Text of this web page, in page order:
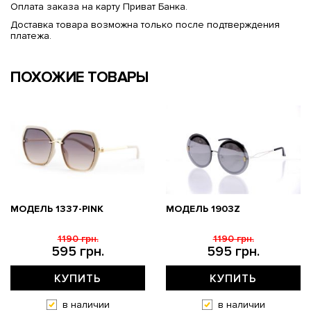
Оплата заказа на карту Приват Банка.
Доставка товара возможна только после подтверждения
платежа.
ПОХОЖИЕ ТОВАРЫ
МОДЕЛЬ 1337-PINK
595 грн.
1190 грн.
КУПИТЬ
в наличии
МОДЕЛЬ 1903Z
595 грн.
1190 грн.
КУПИТЬ
в наличии